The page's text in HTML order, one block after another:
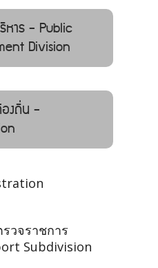
าร - Public
Division
องถิ่น -
วจราชการ
Subdivision